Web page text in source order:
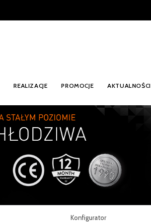
REALIZACJE PROMOCJE AKTUALNOŚCI
Konfigurator